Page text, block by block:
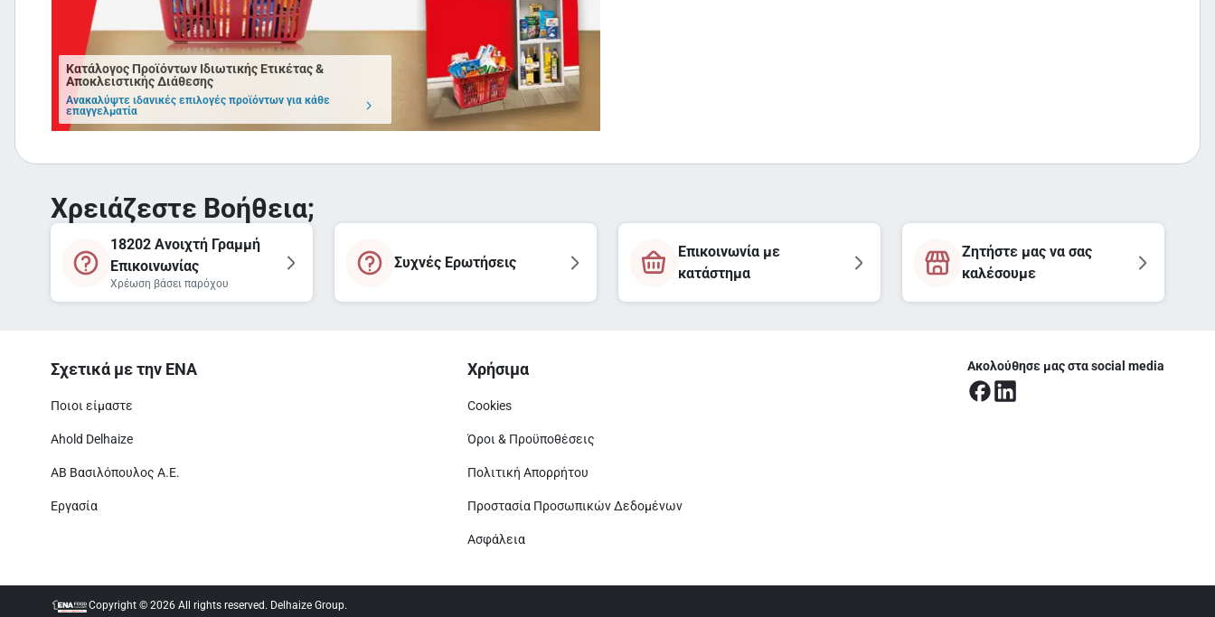
Κατάλογος Προϊόντων Ιδιωτικής Ετικέτας &
Αποκλειστικής Διάθεσης
Ανακαλύψτε ιδανικές επιλογές προϊόντων για κάθε
επαγγελματία
Χρειάζεστε Βοήθεια;
18202 Ανοιχτή Γραμμή
Επικοινωνίας
Χρέωση βάσει παρόχου
Συχνές Ερωτήσεις
Επικοινωνία με
κατάστημα
Ζητήστε μας να σας
καλέσουμε
Σχετικά με την ΕΝΑ
Ποιοι είμαστε
Ahold Delhaize
ΑΒ Βασιλόπουλος Α.Ε.
Εργασία
Χρήσιμα
Cookies
Όροι & Προϋποθέσεις
Πολιτική Απορρήτου
Προστασία Προσωπικών Δεδομένων
Ασφάλεια
Ακολούθησε μας στα social media
Copyright © 2026 All rights reserved. Delhaize Group.